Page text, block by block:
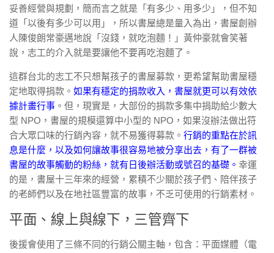
妥善經營與規劃，簡而言之就是「有多少、用多少」，但不知
道「以後有多少可以用」，所以書屋總是量入為出，書屋創辦
人陳俊朗常豪邁地說「沒錢，就吃泡麵！」黃仲豪就會笑著
說，志工的介入就是要讓他不要再吃泡麵了。
這群台北的志工不只想幫孩子的書屋募款，更希望幫助書屋穩
定地取得捐款。 如果有穩定的捐款收入，書屋就更可以有效依
據計畫行事 。但，現實是，大部份的捐款多集中捐助給少數大
型 NPO，書屋的規模還算中小型的 NPO，如果沒辦法做出符
合大眾口味的行銷內容，就不易獲得募款。 行銷的重點在於訊
息是什麼，以及如何讓故事很容易地被分享出去，有了一群被
書屋的故事觸動的粉絲，就有日後辦活動或號召的基礎。 幸運
的是，書屋十三年來的經營，累積不少關於孩子們、陪伴孩子
的老師們以及在地社區豐富的故事，不乏可使用的行銷素材。
平面、線上與線下，三管齊下
後援會使用了三條不同的行銷公關主軸，包含：平面媒體（電